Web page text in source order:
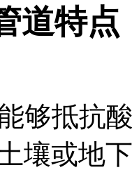
道特点
够抵抗
壤或地